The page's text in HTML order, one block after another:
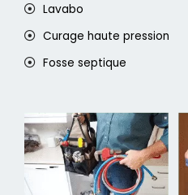
Lavabo
Curage haute pression
Fosse septique